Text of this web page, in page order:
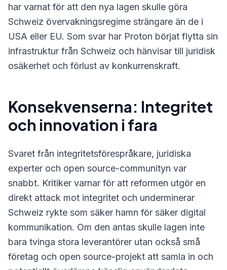
har varnat för att den nya lagen skulle göra
Schweiz övervakningsregime strängare än de i
USA eller EU. Som svar har Proton börjat flytta sin
infrastruktur från Schweiz och hänvisar till juridisk
osäkerhet och förlust av konkurrenskraft.
Konsekvenserna: Integritet
och innovation i fara
Svaret från integritetsförespråkare, juridiska
experter och open source-communityn var
snabbt. Kritiker varnar för att reformen utgör en
direkt attack mot integritet och underminerar
Schweiz rykte som säker hamn för säker digital
kommunikation. Om den antas skulle lagen inte
bara tvinga stora leverantörer utan också små
företag och open source-projekt att samla in och